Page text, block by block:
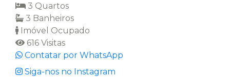
3 Quartos
3 Banheiros
Imóvel Ocupado
616 Visitas
Contatar por WhatsApp
Siga-nos no Instagram